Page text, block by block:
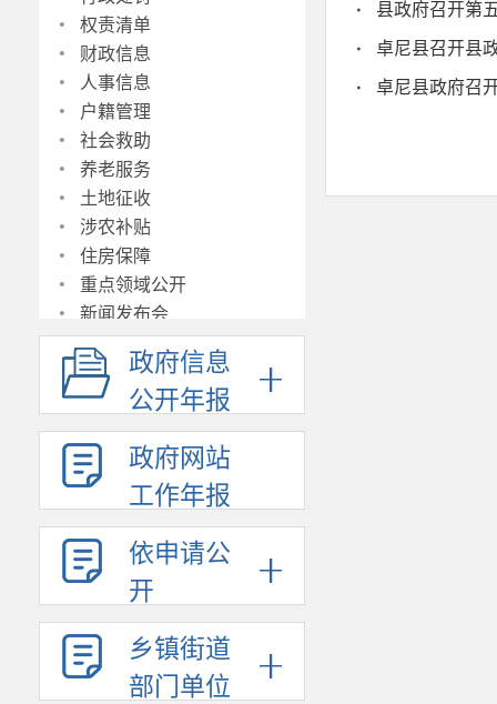
· 权责清单
· 财政信息
· 人事信息
· 户籍管理
· 社会救助
· 养老服务
· 土地征收
· 涉农补贴
· 住房保障
· 重点领域公开
· 新闻发布会
· 政府工作报告
· 公共资源交易
· 建议提案办理
· 双随机、一公开
· 行政事业性收费
· 公共企事业单位信息
·
· 基层政务公开标准目录集中
展示
政府信息
公开年报
政府网站
工作年报
依申请公
开
乡镇街道
部门单位
县政府召开第
卓尼县召开县
卓尼县政府召